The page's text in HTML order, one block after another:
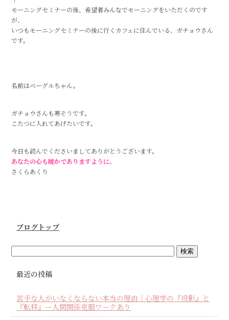
モーニングセミナーの後、希望者みんなでモーニングをいただくのです
が、
いつもモーニングセミナーの後に行くカフェに住んでいる、ガチョウさん
です。
名前はベーグルちゃん。
ガチョウさんも寒そうです。
こたつに入れてあげたいです。
今日も読んでくださいましてありがとうございます。
あなたの心も暖かでありますように。
さくらあくり
ブログトップ
最近の投稿
苦手な人がいなくならない本当の理由｜心理学の『投影』と
『転移』ー人間関係克服ワークあり